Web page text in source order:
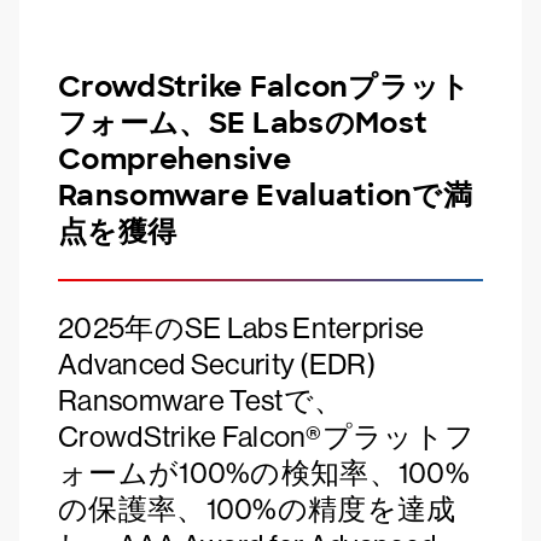
CrowdStrike Falconプラット
フォーム、SE LabsのMost
Comprehensive
Ransomware Evaluationで満
点を獲得
2025年のSE Labs Enterprise
Advanced Security (EDR)
Ransomware Testで、
CrowdStrike Falcon®プラットフ
ォームが100%の検知率、100%
の保護率、100%の精度を達成